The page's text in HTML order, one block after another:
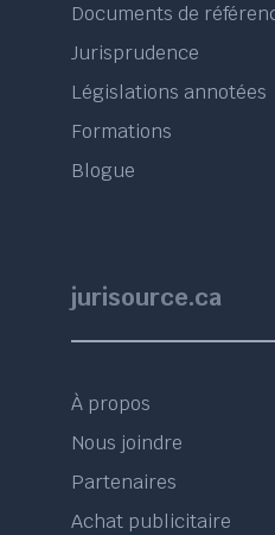
Documents de
Jurisprudence
Législations annotées
Formations
Blogue
jurisource.ca
À propos
Nous joindre
Partenaires
Achat publicitaire